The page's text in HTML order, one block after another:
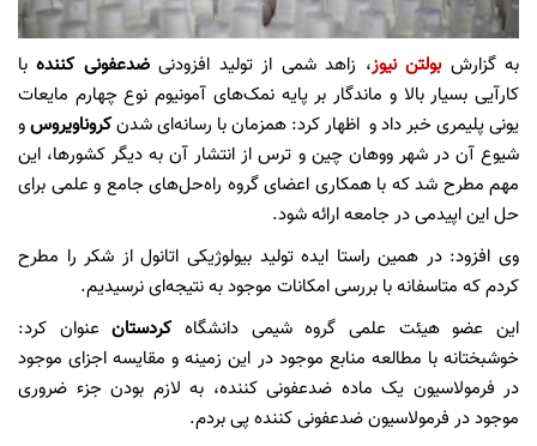
به گزارشبولتن نیوز، زاهد شمی از تولید افزودنیضدعفونی کنندهبا
کارآیی بسیار بالا و ماندگار بر پایه نمک‌های آمونیوم نوع چهارم مایعات
یونی پلیمری خبر داد و اظهار کرد: همزمان با رسانه‌ای شدنکروناویروسو
شیوع آن در شهر ووهان چین و ترس از انتشار آن به دیگر کشورها، این
مهم مطرح شد که با همکاری اعضای گروه راه‌حل‌های جامع و علمی برای
حل این اپیدمی در جامعه ارائه شود.
وی افزود: در همین راستا ایده تولید بیولوژیکی اتانول از شکر را مطرح
کردم که متاسفانه با بررسی امکانات موجود به نتیجه‌ای نرسیدیم.
این عضو هیئت علمی گروه شیمی دانشگاهکردستانعنوان کرد:
خوشبختانه با مطالعه منابع موجود در این زمینه و مقایسه اجزای موجود
در فرمولاسیون یک ماده ضدعفونی کننده، به لازم بودن جزء ضروری
موجود در فرمولاسیون ضدعفونی کننده پی بردم.